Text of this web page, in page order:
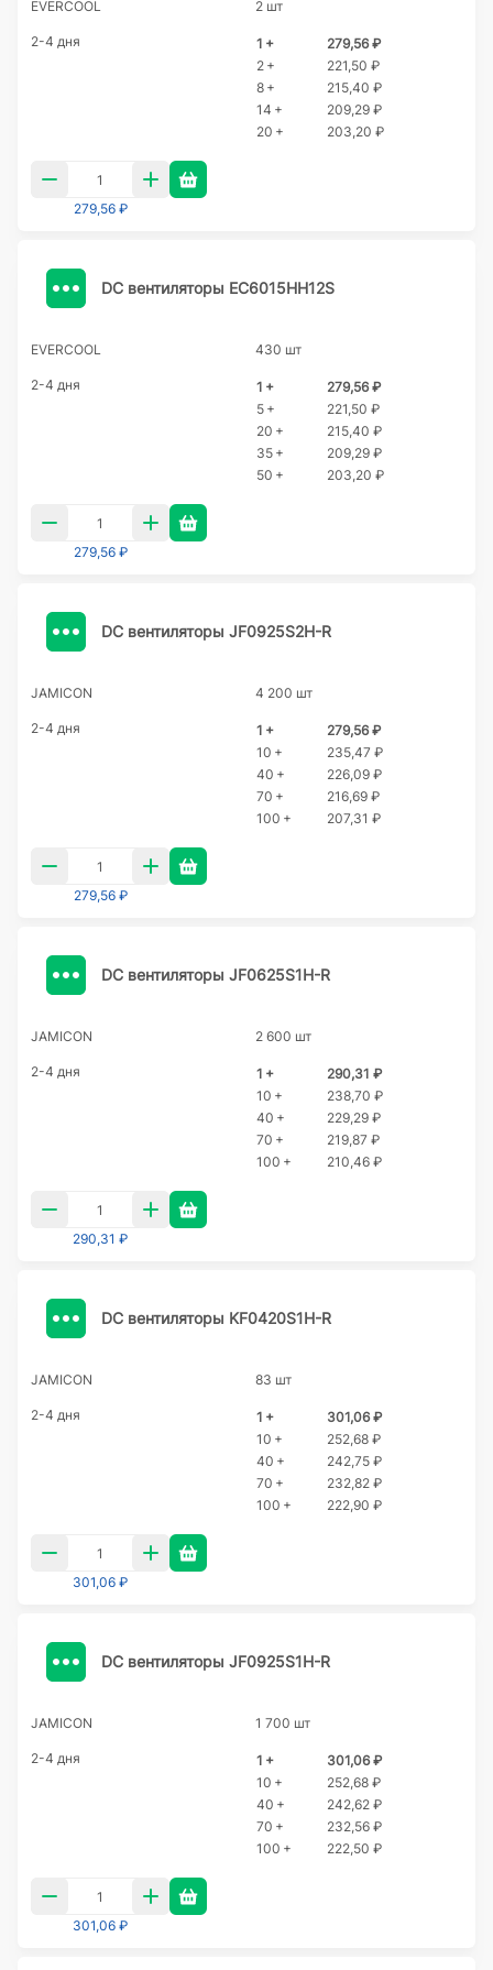
EVERCOOL 2 шт
2-4 дня 1 +
279,56 ₽
2 +
221,50 ₽
8 +
215,40 ₽
14 +
209,29 ₽
20 +
203,20 ₽
279,56 ₽
DC вентиляторы EC6015HH12S
EVERCOOL 430 шт
2-4 дня 1 +
279,56 ₽
5 +
221,50 ₽
20 +
215,40 ₽
35 +
209,29 ₽
50 +
203,20 ₽
279,56 ₽
DC вентиляторы JF0925S2H-R
JAMICON 4 200 шт
2-4 дня 1 +
279,56 ₽
10 +
235,47 ₽
40 +
226,09 ₽
70 +
216,69 ₽
100 +
207,31 ₽
279,56 ₽
DC вентиляторы JF0625S1H-R
JAMICON 2 600 шт
2-4 дня 1 +
290,31 ₽
10 +
238,70 ₽
40 +
229,29 ₽
70 +
219,87 ₽
100 +
210,46 ₽
290,31 ₽
DC вентиляторы KF0420S1H-R
JAMICON 83 шт
2-4 дня 1 +
301,06 ₽
10 +
252,68 ₽
40 +
242,75 ₽
70 +
232,82 ₽
100 +
222,90 ₽
301,06 ₽
DC вентиляторы JF0925S1H-R
JAMICON 1 700 шт
2-4 дня 1 +
301,06 ₽
10 +
252,68 ₽
40 +
242,62 ₽
70 +
232,56 ₽
100 +
222,50 ₽
301,06 ₽